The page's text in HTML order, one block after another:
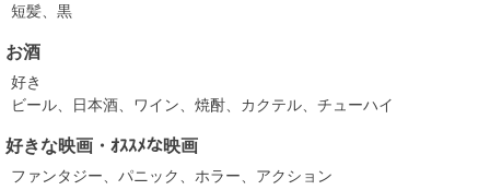
短髪、黒
お酒
好き
ビール、日本酒、ワイン、焼酎、カクテル、チューハイ
好きな映画・ｵｽｽﾒな映画
ファンタジー、パニック、ホラー、アクション